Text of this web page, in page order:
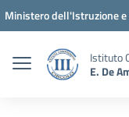
Vai ai contenuti
Vai al menu di
Vai al footer
Ministero dell'Istruzione
Istituto
E. De